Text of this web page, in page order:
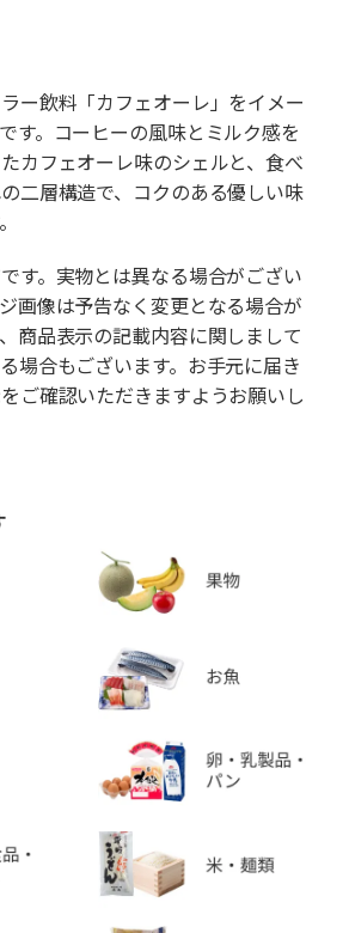
ー飲料「カフェオーレ」をイメー
す。コーヒーの風味とミルク感を
カフェオーレ味のシェルと、食べ
二層構造で、コクのある優しい味
す。実物とは異なる場合がござい
画像は予告なく変更となる場合が
商品表示の記載内容に関しまして
場合もございます。お手元に届き
ご確認いただきますようお願いし